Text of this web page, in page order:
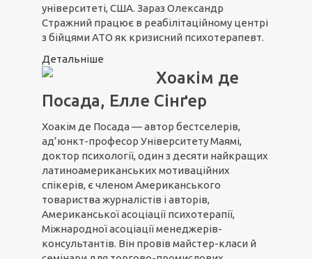
університеті, США. Зараз Олександр
Стражний працює в реабілітаційному центрі
з бійцями АТО як кризисний психотерапевт.
Детальніше
Хоакім де
Посада, Елле Сінґер
Хоакім де Посада — автор бестселерів,
ад’юнкт-професор Університету Маямі,
доктор психології, один з десяти найкращих
латиноамериканських мотиваційних
спікерів, є членом Американського
товариства журналістів і авторів,
Американської асоціації психотерапії,
Міжнародної асоціації менеджерів-
консультантів. Він провів майстер-класи й